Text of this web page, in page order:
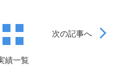
績一覧
次の記事へ